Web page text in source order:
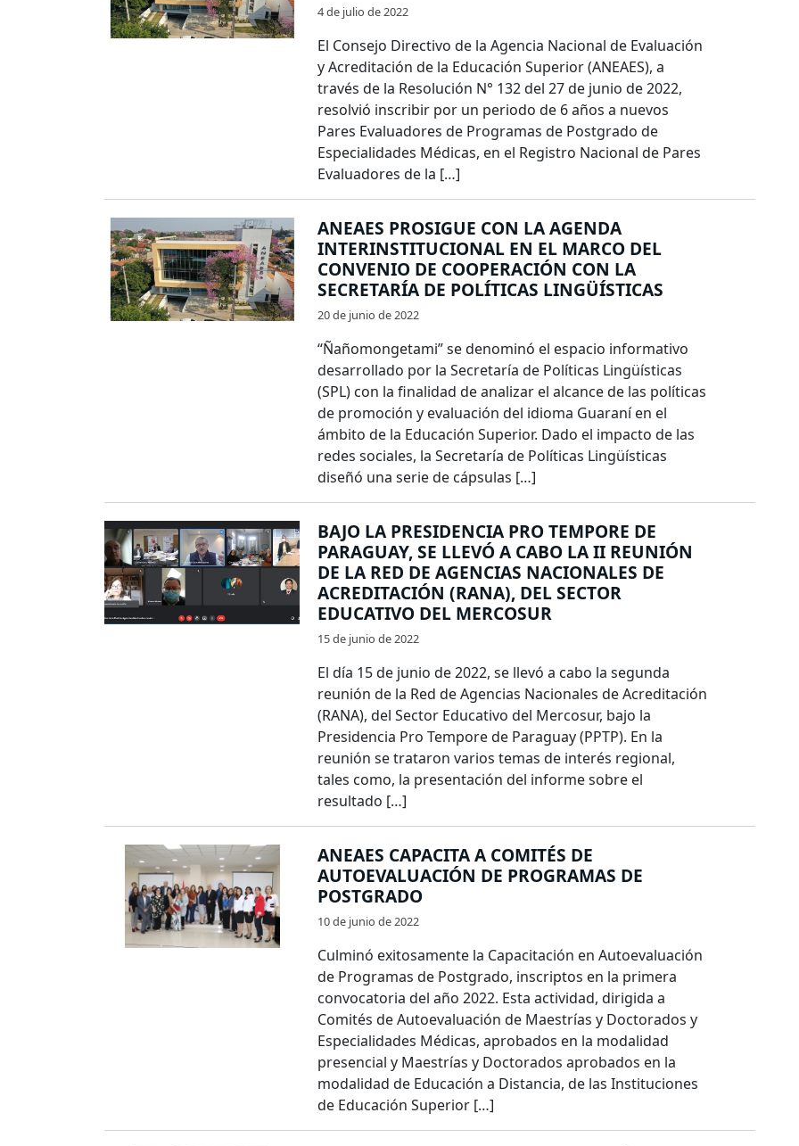
4 de julio de 2022
El Consejo Directivo de la Agencia Nacional de Evaluación
y Acreditación de la Educación Superior (ANEAES), a
través de la Resolución N° 132 del 27 de junio de 2022,
resolvió inscribir por un periodo de 6 años a nuevos
Pares Evaluadores de Programas de Postgrado de
Especialidades Médicas, en el Registro Nacional de Pares
Evaluadores de la […]
ANEAES PROSIGUE CON LA AGENDA
INTERINSTITUCIONAL EN EL MARCO DEL
CONVENIO DE COOPERACIÓN CON LA
SECRETARÍA DE POLÍTICAS LINGÜÍSTICAS
20 de junio de 2022
“Ñañomongetami” se denominó el espacio informativo
desarrollado por la Secretaría de Políticas Lingüísticas
(SPL) con la finalidad de analizar el alcance de las políticas
de promoción y evaluación del idioma Guaraní en el
ámbito de la Educación Superior. Dado el impacto de las
redes sociales, la Secretaría de Políticas Lingüísticas
diseñó una serie de cápsulas […]
BAJO LA PRESIDENCIA PRO TEMPORE DE
PARAGUAY, SE LLEVÓ A CABO LA II REUNIÓN
DE LA RED DE AGENCIAS NACIONALES DE
ACREDITACIÓN (RANA), DEL SECTOR
EDUCATIVO DEL MERCOSUR
15 de junio de 2022
El día 15 de junio de 2022, se llevó a cabo la segunda
reunión de la Red de Agencias Nacionales de Acreditación
(RANA), del Sector Educativo del Mercosur, bajo la
Presidencia Pro Tempore de Paraguay (PPTP). En la
reunión se trataron varios temas de interés regional,
tales como, la presentación del informe sobre el
resultado […]
ANEAES CAPACITA A COMITÉS DE
AUTOEVALUACIÓN DE PROGRAMAS DE
POSTGRADO
10 de junio de 2022
Culminó exitosamente la Capacitación en Autoevaluación
de Programas de Postgrado, inscriptos en la primera
convocatoria del año 2022. Esta actividad, dirigida a
Comités de Autoevaluación de Maestrías y Doctorados y
Especialidades Médicas, aprobados en la modalidad
presencial y Maestrías y Doctorados aprobados en la
modalidad de Educación a Distancia, de las Instituciones
de Educación Superior […]